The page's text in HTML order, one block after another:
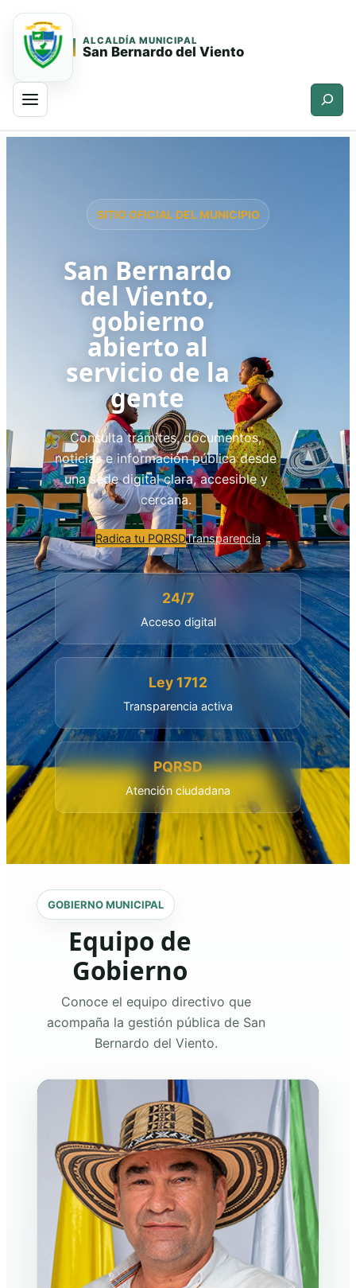
ALCALDÍA MUNICIPAL
San Bernardo del Viento
Buscar
SITIO OFICIAL DEL MUNICIPIO
San Bernardo
del Viento,
gobierno
abierto al
servicio de la
gente
Consulta trámites, documentos,
noticias e información pública desde
una sede digital clara, accesible y
cercana.
Radica tu PQRSDTransparencia
24/7
Acceso digital
Ley 1712
Transparencia activa
PQRSD
Atención ciudadana
GOBIERNO MUNICIPAL
Equipo de
Gobierno
Conoce el equipo directivo que
acompaña la gestión pública de San
Bernardo del Viento.